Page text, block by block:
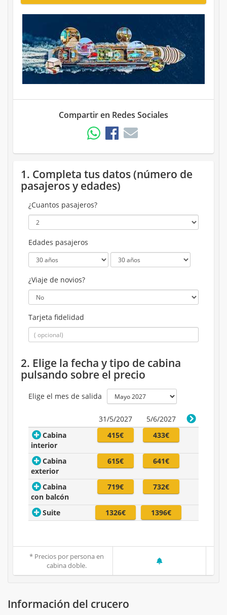
Compartir en Redes Sociales
1. Completa tus datos (número de
pasajeros y edades)
¿Cuantos pasajeros?
Edades pasajeros
¿Viaje de novios?
Tarjeta fidelidad
2. Elige la fecha y tipo de cabina
pulsando sobre el precio
Elige el mes de salida
31/5/2027
5/6/2027
Cabina
interior
415€ 433€
Cabina
exterior
615€ 641€
Cabina
con balcón
719€ 732€
Suite 1326€ 1396€
* Precios por persona en
cabina doble.
Información del crucero